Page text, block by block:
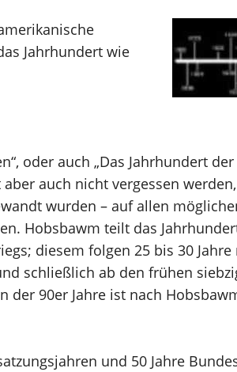
Jahrhundert wie
oder auch „Das Jahrhundert
auch nicht vergessen
wurden – auf allen
Hobsbawm teilt das
diesem folgen 25 bis 30
schließlich ab den frühen
90er Jahre ist nach
und 50 Jahre